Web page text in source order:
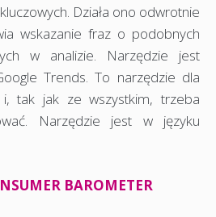
Działa ono odwrotnie
wskazanie fraz o podobnych
w analizie. Narzędzie jest
Trends. To narzędzie dla
tak jak ze wszystkim, trzeba
Narzędzie jest w języku
BAROMETER